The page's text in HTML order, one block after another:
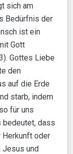
sich am
Bedürfnis der
ist ein
Gott
Gottes Liebe
den
auf die Erde
starb, indem
für uns
bedeutet, dass
Herkunft oder
Jesus und